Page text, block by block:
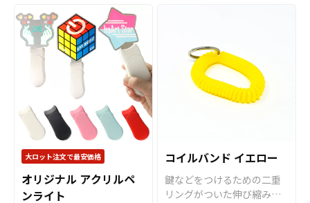
撮影・持ち歩き・ディスプ
レイをワンランクUP！すべ
て国内生産のメイド・イ
ン・ジャパン製品です
！販
売に必要な資材も取り揃え
ておりますので、お客様に
はデザインを入稿していた
だくだけでオリジナル商品
として販売していただくこ
とができます。オリジナル
グッズの制作やOEMをご検
討中の業者様もお気軽にご
相談ください。 推し活シー
ただくだけでオリジナル商
品として販売していただく
ことができます。オリジナ
ルグッズの制作やOEMをご
検討中の業者様もお気軽に
文はできませんのでご注意
ください。
はのソフトな手触りと光沢
感が魅力的なオリジナルお
守りが作れます。煌びやか
な風合いの金糸と銀糸も使
用することができますの
で、より高級感の特別なオ
リジナルお守りもお楽しみ
いただけます。またデザイ
ンは「刺繍」以外にも昇華
転写による印刷も可能で
す。 お守りを彩るメガネ紐
は、デザインに合わせてお
選びいただける全5色のカラ
ーをご用意いたしました。
美しい「両面印刷」、デザ
インがきらびやかに輝く
「箔押し」など、複数のプ
リント方法をご用意してお
ります。透明度が高いクリ
デザインでの制作がオスス
メです。 メガネ紐は全9色の
カラーラインナップがござ
いますので、デザインや用
大ロット注文で最安価格
オリジナル アクリルペ
ンライト
コイルバンド イエロー
鍵などをつけるための二重
リングがついた伸び縮みす